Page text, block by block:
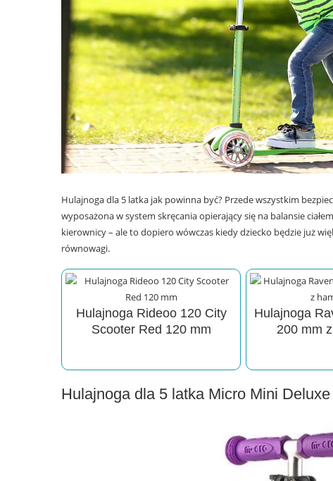
Hulajnoga dla 5 latka jak powinna być? Przede wszystkim
wyposażona w system skręcania opierający się na balansie
kierownicy – ale to dopiero wówczas kiedy dziecko będzie już
równowagi.
Hulajnoga Rideoo 120 City
Scooter Red 120 mm
Hulajnoga
200 mm
Hulajnoga dla 5 latka Micro Mini